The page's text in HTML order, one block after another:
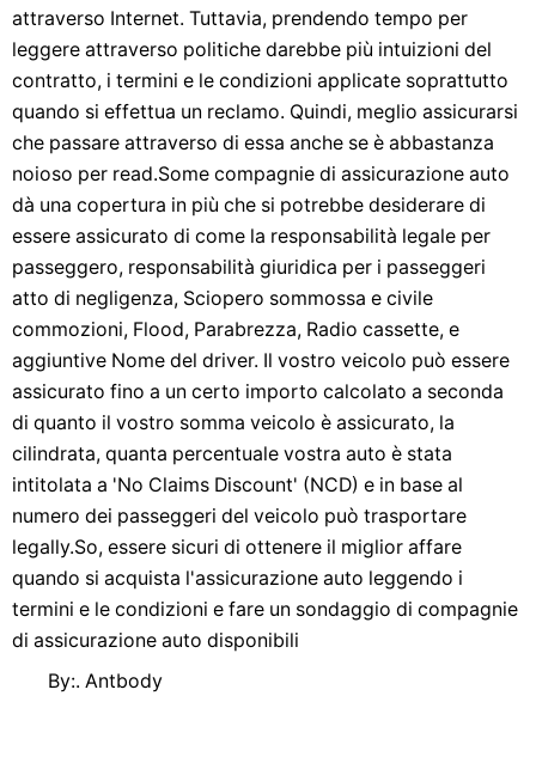
attraverso Internet. Tuttavia, prendendo tempo per
leggere attraverso politiche darebbe più intuizioni del
contratto, i termini e le condizioni applicate soprattutto
quando si effettua un reclamo. Quindi, meglio assicurarsi
che passare attraverso di essa anche se è abbastanza
noioso per read.Some compagnie di assicurazione auto
dà una copertura in più che si potrebbe desiderare di
essere assicurato di come la responsabilità legale per
passeggero, responsabilità giuridica per i passeggeri
atto di negligenza, Sciopero sommossa e civile
commozioni, Flood, Parabrezza, Radio cassette, e
aggiuntive Nome del driver. Il vostro veicolo può essere
assicurato fino a un certo importo calcolato a seconda
di quanto il vostro somma veicolo è assicurato, la
cilindrata, quanta percentuale vostra auto è stata
intitolata a 'No Claims Discount' (NCD) e in base al
numero dei passeggeri del veicolo può trasportare
legally.So, essere sicuri di ottenere il miglior affare
quando si acquista l'assicurazione auto leggendo i
termini e le condizioni e fare un sondaggio di compagnie
di assicurazione auto disponibili
By:. Antbody